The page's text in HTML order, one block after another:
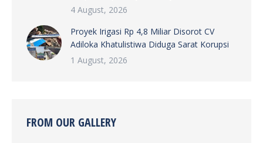
4 August, 2026
Proyek Irigasi Rp 4,8 Miliar Disorot CV
Adiloka Khatulistiwa Diduga Sarat Korupsi
1 August, 2026
FROM OUR GALLERY